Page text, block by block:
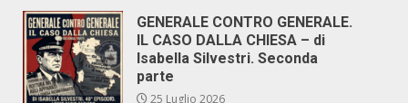
GENERALE CONTRO GENERALE.
IL CASO DALLA CHIESA – di
Isabella Silvestri. Seconda
parte
25 Luglio 2026